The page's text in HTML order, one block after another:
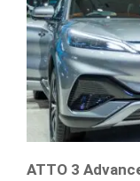
ATTO 3